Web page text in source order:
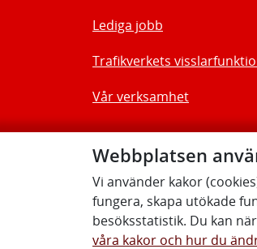
Webbplatsen
Vi använder kakor
fungera, skapa utökade
besöksstatistik. Du kan
våra kakor och hur du
Lediga jobb
Trafikverkets
Vår verksamhet